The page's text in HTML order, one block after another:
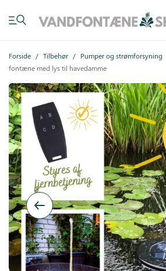
Forside / Tilbehør / Pumper og strømforsyning
fontæne med lys til havedamme
Have vandfontæner
Indendørs vandfontæner
Byg selv
Tilbehør
Inspiration
Køb gavekort